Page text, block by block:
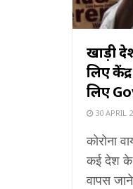
खाड़ी
लिए
लिए
30 APRIL
कोरोना
कई देश के
वापस